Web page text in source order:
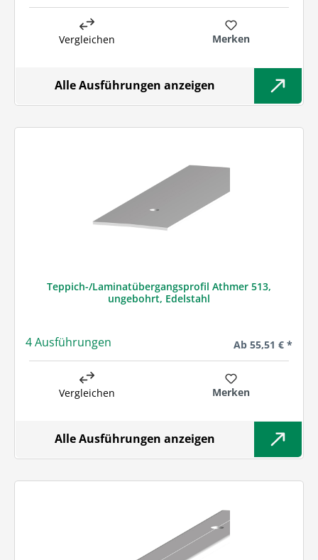
Vergleichen Merken
Alle Ausführungen anzeigen
Teppich-/Laminatübergangsprofil Athmer 513,
ungebohrt, Edelstahl
4 Ausführungen Regulärer Preis:
Ab 55,51 € *
Vergleichen Merken
Alle Ausführungen anzeigen